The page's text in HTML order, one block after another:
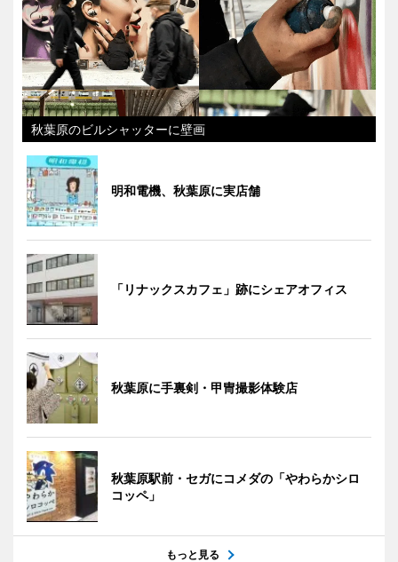
秋葉原のビルシャッターに壁画
明和電機、秋葉原に実店舗
「リナックスカフェ」跡にシェアオフィス
秋葉原に手裏剣・甲冑撮影体験店
秋葉原駅前・セガにコメダの「やわらかシロ
コッペ」
もっと見る